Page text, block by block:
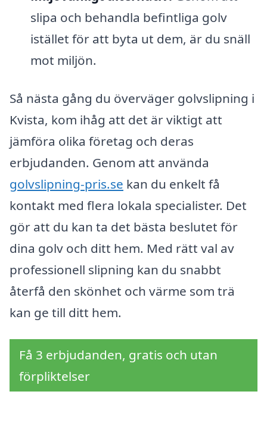
slipa och behandla befintliga golv
istället för att byta ut dem, är du snäll
mot miljön.
Så nästa gång du överväger golvslipning i
Kvista, kom ihåg att det är viktigt att
jämföra olika företag och deras
erbjudanden. Genom att använda
golvslipning-pris.se kan du enkelt få
kontakt med flera lokala specialister. Det
gör att du kan ta det bästa beslutet för
dina golv och ditt hem. Med rätt val av
professionell slipning kan du snabbt
återfå den skönhet och värme som trä
kan ge till ditt hem.
Få 3 erbjudanden, gratis och utan
förpliktelser